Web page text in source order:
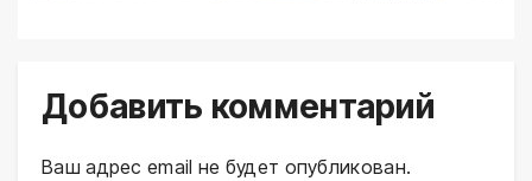
Добавить комментарий
Ваш адрес email не будет опубликован.